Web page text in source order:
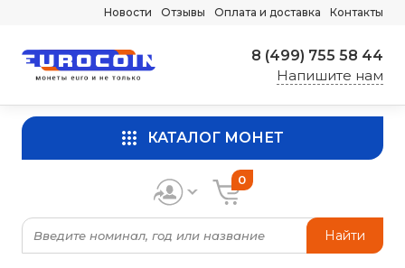
Новости Отзывы Оплата и доставка Контакты
8 (499) 755 58 44
Напишите нам
КАТАЛОГ МОНЕТ
Найти
0